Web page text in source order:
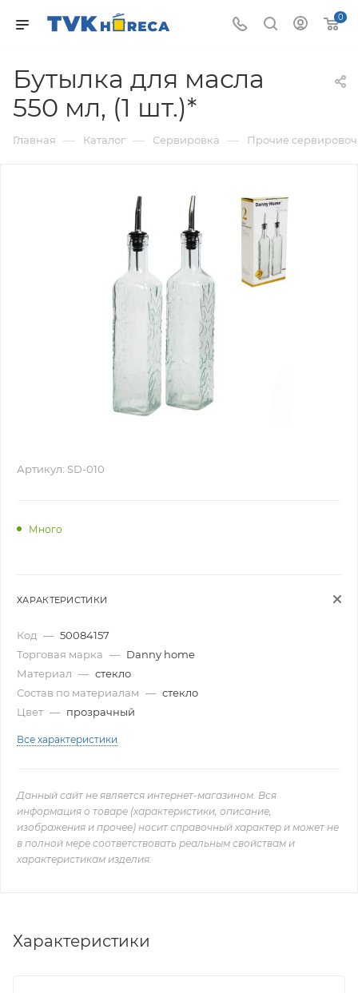
0
Бутылка для масла
550 мл, (1 шт.)*
Главная — Каталог — Сервировка — Прочие
Артикул: SD-010
Много
ХАРАКТЕРИСТИКИ
Код — 50084157
Торговая марка — Danny home
Материал — стекло
Состав по материалам — стекло
Цвет — прозрачный
Все характеристики
Данный сайт не является интернет-магазином. Вся
информация о товаре (характеристики, описание,
изображения и прочее) носит справочный характер и может не
в полной мере соответствовать реальным свойствам и
характеристикам изделия.
Характеристики